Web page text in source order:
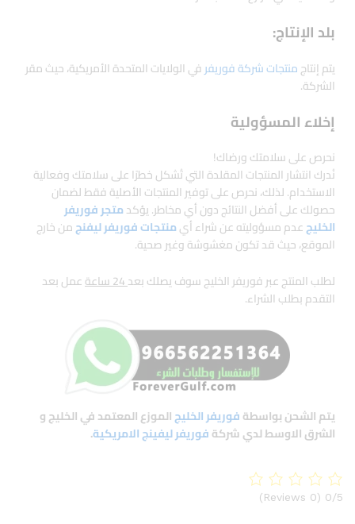
بلد الإنتاج:
يتم إنتاجمنتجات شركة فوريفرفي الولايات المتحدة الأمريكية، حيث مقر
الشركة.
إخلاء المسؤولية
نحرص على سلامتك ورضاك!
نُدرك انتشار المنتجات المقلدة التي تُشكل خطرًا على سلامتك وفعالية
الاستخدام. لذلك، نحرص على توفير المنتجات الأصلية فقط لضمان
حصولك على أفضل النتائج دون أي مخاطر. يؤكدمتجر فوريفر
الخليجعدم مسؤوليته عن شراء أيمنتجات فوريفر ليفنجمن خارج
الموقع، حيث قد تكون مغشوشة وغير صحية.
لطلب المنتج عبر فوريفر الخليج سوف يصلك بعد24 ساعة
عمل بعد
التقدم بطلب الشراء.
يتم الشحن بواسطةفوريفر الخليجالموزع المعتمد في الخليج و
الشرق الاوسط لدي شركةفوريفر ليفينج الامريكية.
0/5
(0 Reviews)